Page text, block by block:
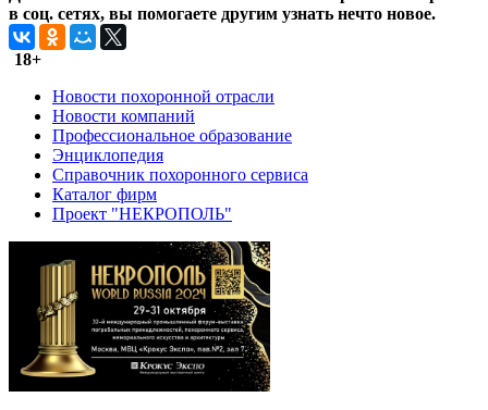
в соц. сетях, вы помогаете другим узнать нечто новое.
18+
Новости похоронной отрасли
Новости компаний
Профессиональное образование
Энциклопедия
Справочник похоронного сервиса
Каталог фирм
Проект "НЕКРОПОЛЬ"